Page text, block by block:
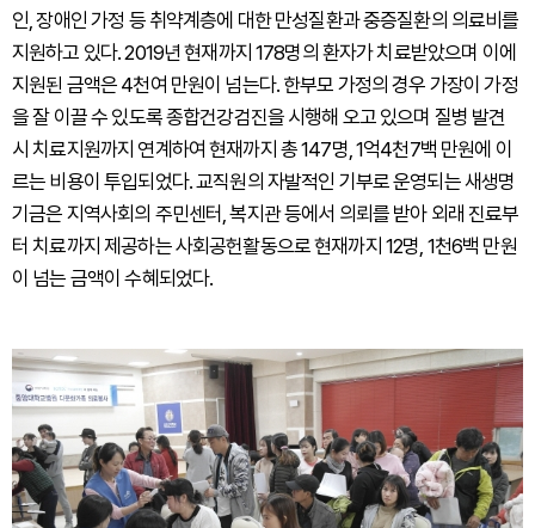
인, 장애인 가정 등 취약계층에 대한 만성질환과 중증질환의 의료비를
지원하고 있다. 2019년 현재까지 178명의 환자가 치료받았으며 이에
지원된 금액은 4천여 만원이 넘는다. 한부모 가정의 경우 가장이 가정
을 잘 이끌 수 있도록 종합건강검진을 시행해 오고 있으며 질병 발견
시 치료지원까지 연계하여 현재까지 총 147명, 1억4천7백 만원에 이
르는 비용이 투입되었다. 교직원의 자발적인 기부로 운영되는 새생명
기금은 지역사회의 주민센터, 복지관 등에서 의뢰를 받아 외래 진료부
터 치료까지 제공하는 사회공헌활동으로 현재까지 12명, 1천6백 만원
이 넘는 금액이 수혜되었다.